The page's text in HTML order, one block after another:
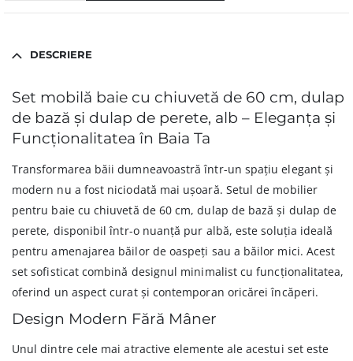
DESCRIERE
Set mobilă baie cu chiuvetă de 60 cm, dulap
de bază și dulap de perete, alb – Eleganța și
Funcționalitatea în Baia Ta
Transformarea băii dumneavoastră într-un spațiu elegant și
modern nu a fost niciodată mai ușoară. Setul de mobilier
pentru baie cu chiuvetă de 60 cm, dulap de bază și dulap de
perete, disponibil într-o nuanță pur albă, este soluția ideală
pentru amenajarea băilor de oaspeți sau a băilor mici. Acest
set sofisticat combină designul minimalist cu funcționalitatea,
oferind un aspect curat și contemporan oricărei încăperi.
Design Modern Fără Mâner
Unul dintre cele mai atractive elemente ale acestui set este